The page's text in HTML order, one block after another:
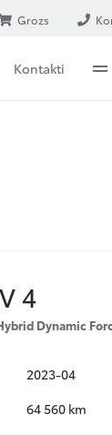
Kontakti
Grozs
4
Dynamic
2023-04
64 560 km